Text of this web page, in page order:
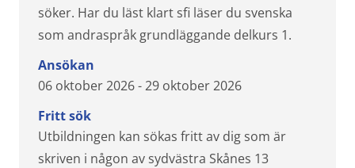
söker. Har du läst klart sfi läser du svenska
som andraspråk grundläggande delkurs 1.
Ansökan
06 oktober 2026 - 29 oktober 2026
Fritt sök
Utbildningen kan sökas fritt av dig som är
skriven i någon av sydvästra Skånes 13